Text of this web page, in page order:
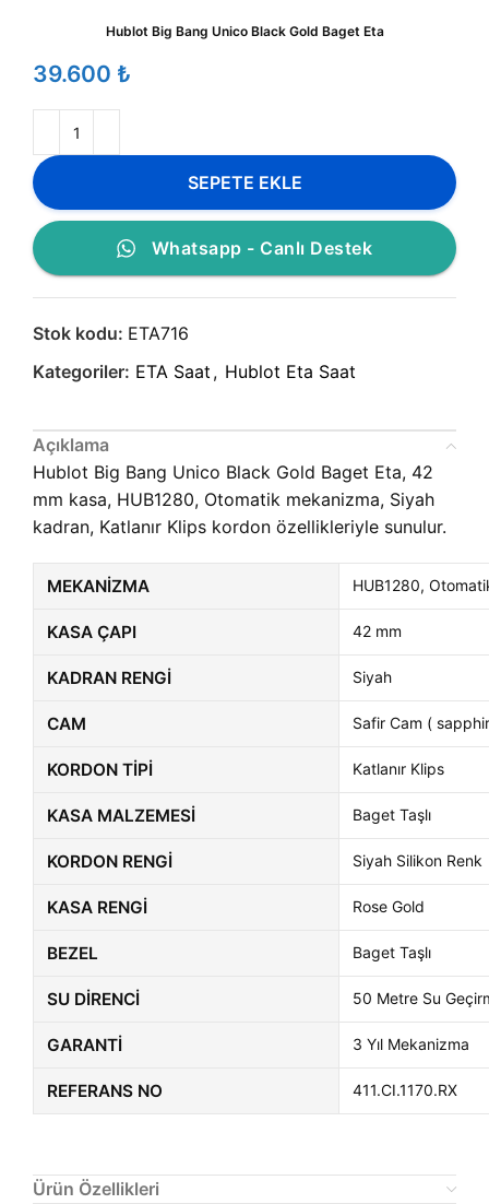
Hublot Big Bang Unico Black Gold Baget Eta
₺
SEPETE EKLE
Whatsapp - Canlı Destek
Stok kodu: ETA716
Kategoriler: ETA Saat , Hublot Eta Saat
Açıklama
Hublot Big Bang Unico Black Gold Baget Eta, 42
mm kasa, HUB1280, Otomatik mekanizma, Siyah
kadran, Katlanır Klips kordon özellikleriyle sunulur.
MEKANIZMA HUB1280,
KASA ÇAPI 42 mm
KADRAN RENGI Siyah
CAM Safir Cam (
KORDON TIPI Katlanır Klips
KASA MALZEMESI Baget Taşlı
KORDON RENGI Siyah Silikon Renk
KASA RENGI Rose Gold
BEZEL Baget Taşlı
SU DIRENCI 50 Metre Su
GARANTI 3 Yıl Mekanizma
REFERANS NO 411.CI.1170.RX
Ürün Özellikleri